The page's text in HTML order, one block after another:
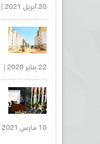
20 أبريل 2021 |
22 يناير 2020 |
10 مارس 2021 |